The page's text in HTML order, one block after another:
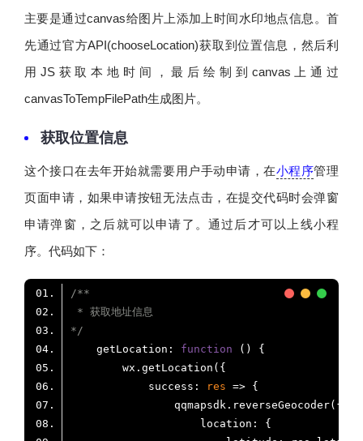
主要是通过canvas给图片上添加上时间水印地点信息。首
先通过官方API(chooseLocation)获取到位置信息，然后利
用JS获取本地时间，最后绘制到canvas上通过
canvasToTempFilePath生成图片。
获取位置信息
这个接口在去年开始就需要用户手动申请，在小程序管理
页面申请，如果申请按钮无法点击，在提交代码时会弹窗
申请弹窗，之后就可以申请了。通过后才可以上线小程
序。代码如下：
*/
    getLocation:
function ( )
success : res =>
location